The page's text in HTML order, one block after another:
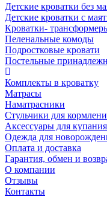
Детские кроватки без
Детские кроватки с
Кроватки-
Пеленальные комоды
Подростковые кровати
Постельные
Комплекты в кроватку
Матрасы
Наматрасники
Стульчики для
Аксессуары для купания
Одежда для
Оплата и доставка
Гарантия, обмен и
О компании
Отзывы
Контакты